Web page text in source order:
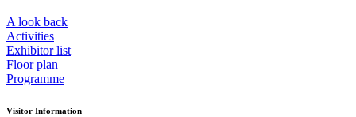
A look back
Activities
Exhibitor list
Floor plan
Programme
Visitor Information